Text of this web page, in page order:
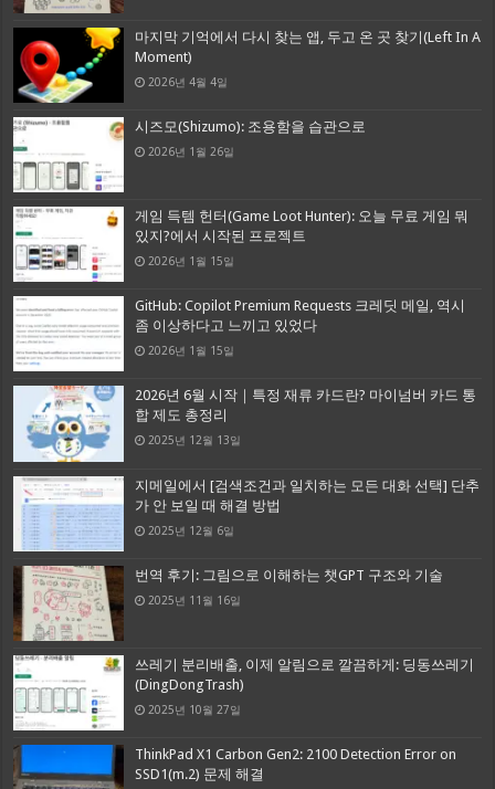
마지막 기억에서 다시 찾는 앱, 두고 온 곳 찾기(Left In A
Moment)
2026년 4월 4일
시즈모(Shizumo): 조용함을 습관으로
2026년 1월 26일
게임 득템 헌터(Game Loot Hunter): 오늘 무료 게임 뭐
있지?에서 시작된 프로젝트
2026년 1월 15일
GitHub: Copilot Premium Requests 크레딧 메일, 역시
좀 이상하다고 느끼고 있었다
2026년 1월 15일
2026년 6월 시작｜특정 재류 카드란? 마이넘버 카드 통
합 제도 총정리
2025년 12월 13일
지메일에서 [검색조건과 일치하는 모든 대화 선택] 단추
가 안 보일 때 해결 방법
2025년 12월 6일
번역 후기: 그림으로 이해하는 챗GPT 구조와 기술
2025년 11월 16일
쓰레기 분리배출, 이제 알림으로 깔끔하게: 딩동쓰레기
(DingDongTrash)
2025년 10월 27일
ThinkPad X1 Carbon Gen2: 2100 Detection Error on
SSD1(m.2) 문제 해결